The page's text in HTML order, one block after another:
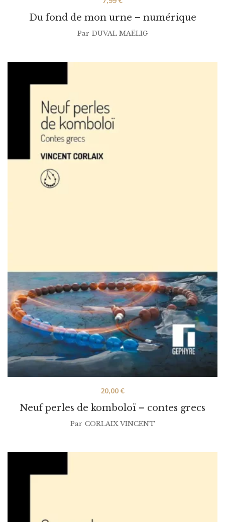
Du fond de mon urne – numérique
Par DUVAL MAËLIG
Neuf perles de komboloï – contes grecs
20,00€
Par CORLAIX VINCENT